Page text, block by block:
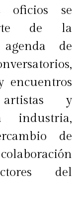
oficios se
de la
de
encuentros
artistas y
industria,
de
del